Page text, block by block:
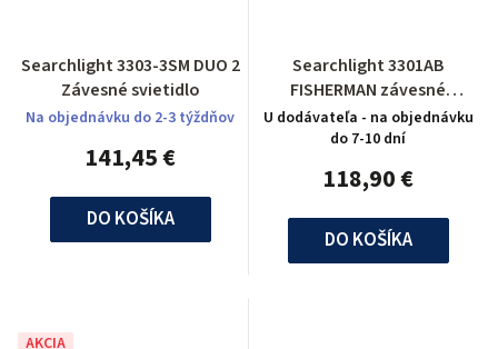
Searchlight 3303-3SM DUO 2
Závesné svietidlo
Na objednávku do 2-3 týždňov
141,45 €
DO KOŠÍKA
Searchlight 3301AB
FISHERMAN závesné
svietidlo
U dodávateľa - na objednávku
do 7-10 dní
118,90 €
DO KOŠÍKA
AKCIA